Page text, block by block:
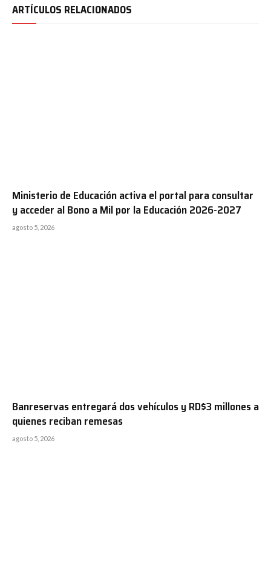
ARTÍCULOS RELACIONADOS
Ministerio de Educación activa el portal para consultar
y acceder al Bono a Mil por la Educación 2026-2027
agosto 5, 2026
Banreservas entregará dos vehículos y RD$3 millones a
quienes reciban remesas
agosto 5, 2026